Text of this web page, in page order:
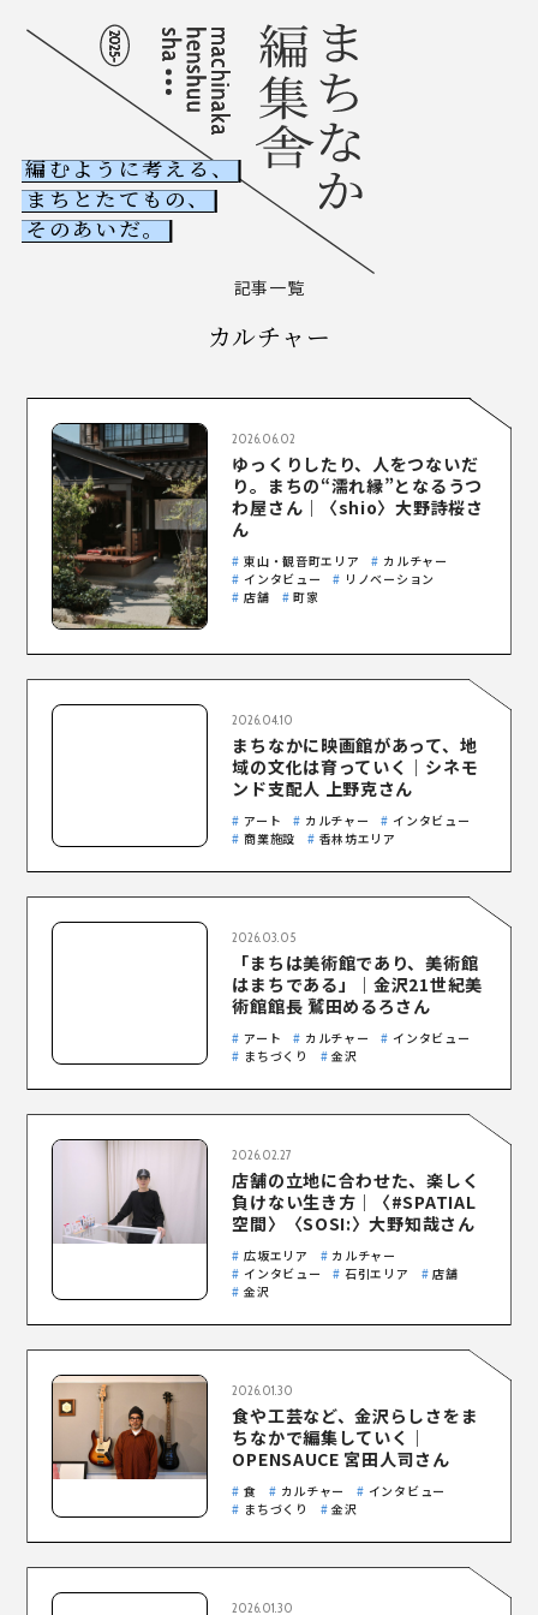
NEWS
古ビル調査室
木たて調査室
ABOUT
まちなか編集舎とは
COLUMNS 記事一覧
CONTACT お問い合わせ
運営会社 株式会社ENN
プライバシーポリシー
編むように考える、
まちとたてもの、
そのあいだ。
記事一覧
カルチャー
2026.06.02
ゆっくりしたり、人をつないだ
り。まちの“濡れ縁”となるうつ
わ屋さん｜〈shio〉大野詩桜さ
ん
東山・観音町エリア
カルチャー
インタビュー
リノベーション
店舗
町家
2026.04.10
まちなかに映画館があって、地
域の文化は育っていく｜シネモ
ンド支配人 上野克さん
アート カルチャー
インタビュー
商業施設
香林坊エリア
2026.03.05
「まちは美術館であり、美術館
はまちである」｜金沢21世紀美
術館館長 鷲田めるろさん
アート カルチャー
インタビュー
まちづくり
金沢
2026.02.27
店舗の立地に合わせた、楽しく
負けない生き方｜〈#SPATIAL
空間〉〈SOSI:〉大野知哉さん
広坂エリア
カルチャー
インタビュー
石引エリア
店舗
金沢
2026.01.30
食や工芸など、金沢らしさをま
ちなかで編集していく｜
OPENSAUCE 宮田人司さん
食 カルチャー
インタビュー
まちづくり
金沢
2026.01.30